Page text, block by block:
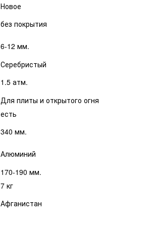
Новое
без покрытия
6-12 мм.
Серебристый
1.5 атм.
Для плиты и открытого огня
есть
340 мм.
Алюминий
170-190 мм.
7 кг
Афганистан